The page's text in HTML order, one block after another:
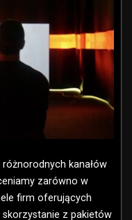
kanałów
zarówno w
firm oferujących
skorzystanie z pakietów